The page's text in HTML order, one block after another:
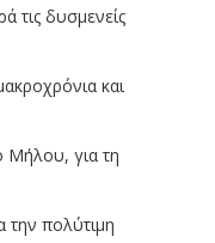
τις δυσμενείς
και
Μήλου, για τη
την πολύτιμη